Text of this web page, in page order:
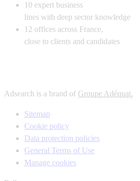
10 expert business
lines with deep sector knowledge
12 offices across France,
close to clients and candidates
Adsearch is a brand of Groupe Adéquat.
Sitemap
Cookie policy
Data protection policies
General Terms of Use
Manage cookies